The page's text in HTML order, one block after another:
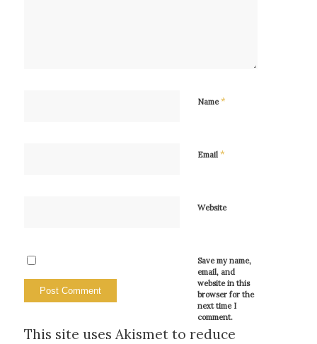
Name*
Email *
Website
Save my name,
email, and
website in this
browser for the
next time I
comment.
This site uses Akismet to reduce